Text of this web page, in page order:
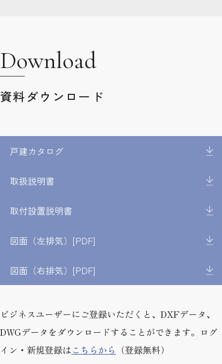
Download
資料ダウンロード
戸建カタログ
取扱説明書
取付設置説明書
図面（左排気）[PDF]
図面（右排気）[PDF]
ビジネスユーザーにご登録いただくと、DXFデータ、
DWGデータをダウンロードすることができます。ログ
イン・新規登録はこちらから （登録無料）